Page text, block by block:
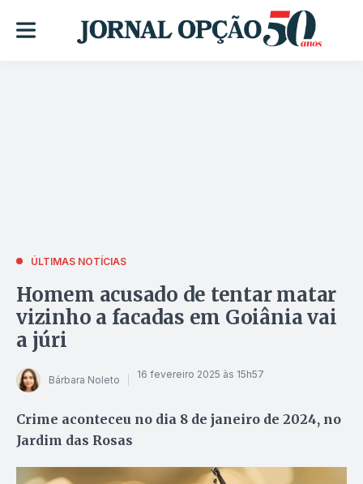
ÚLTIMAS NOTÍCIAS
Homem acusado de tentar matar
vizinho a facadas em Goiânia vai
a júri
Bárbara Noleto 16 fevereiro 2025 às 15h57
Crime aconteceu no dia 8 de janeiro de 2024, no
Jardim das Rosas